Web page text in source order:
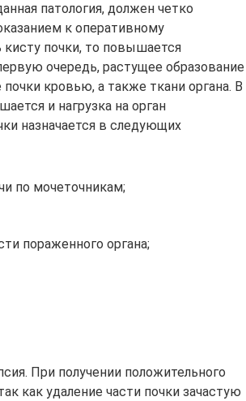
патология, должен четко
к оперативному
почки, то повышается
очередь, растущее образование
кровью, а также ткани органа. В
и нагрузка на орган
назначается в следующих
по мочеточникам;
пораженного органа;
При получении положительного
как удаление части почки зачастую